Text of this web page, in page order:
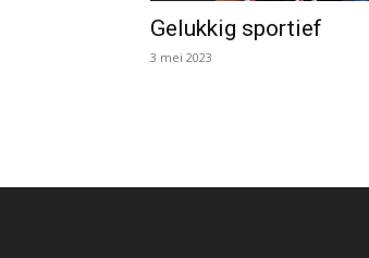
Gelukkig sportief
3 mei 2023